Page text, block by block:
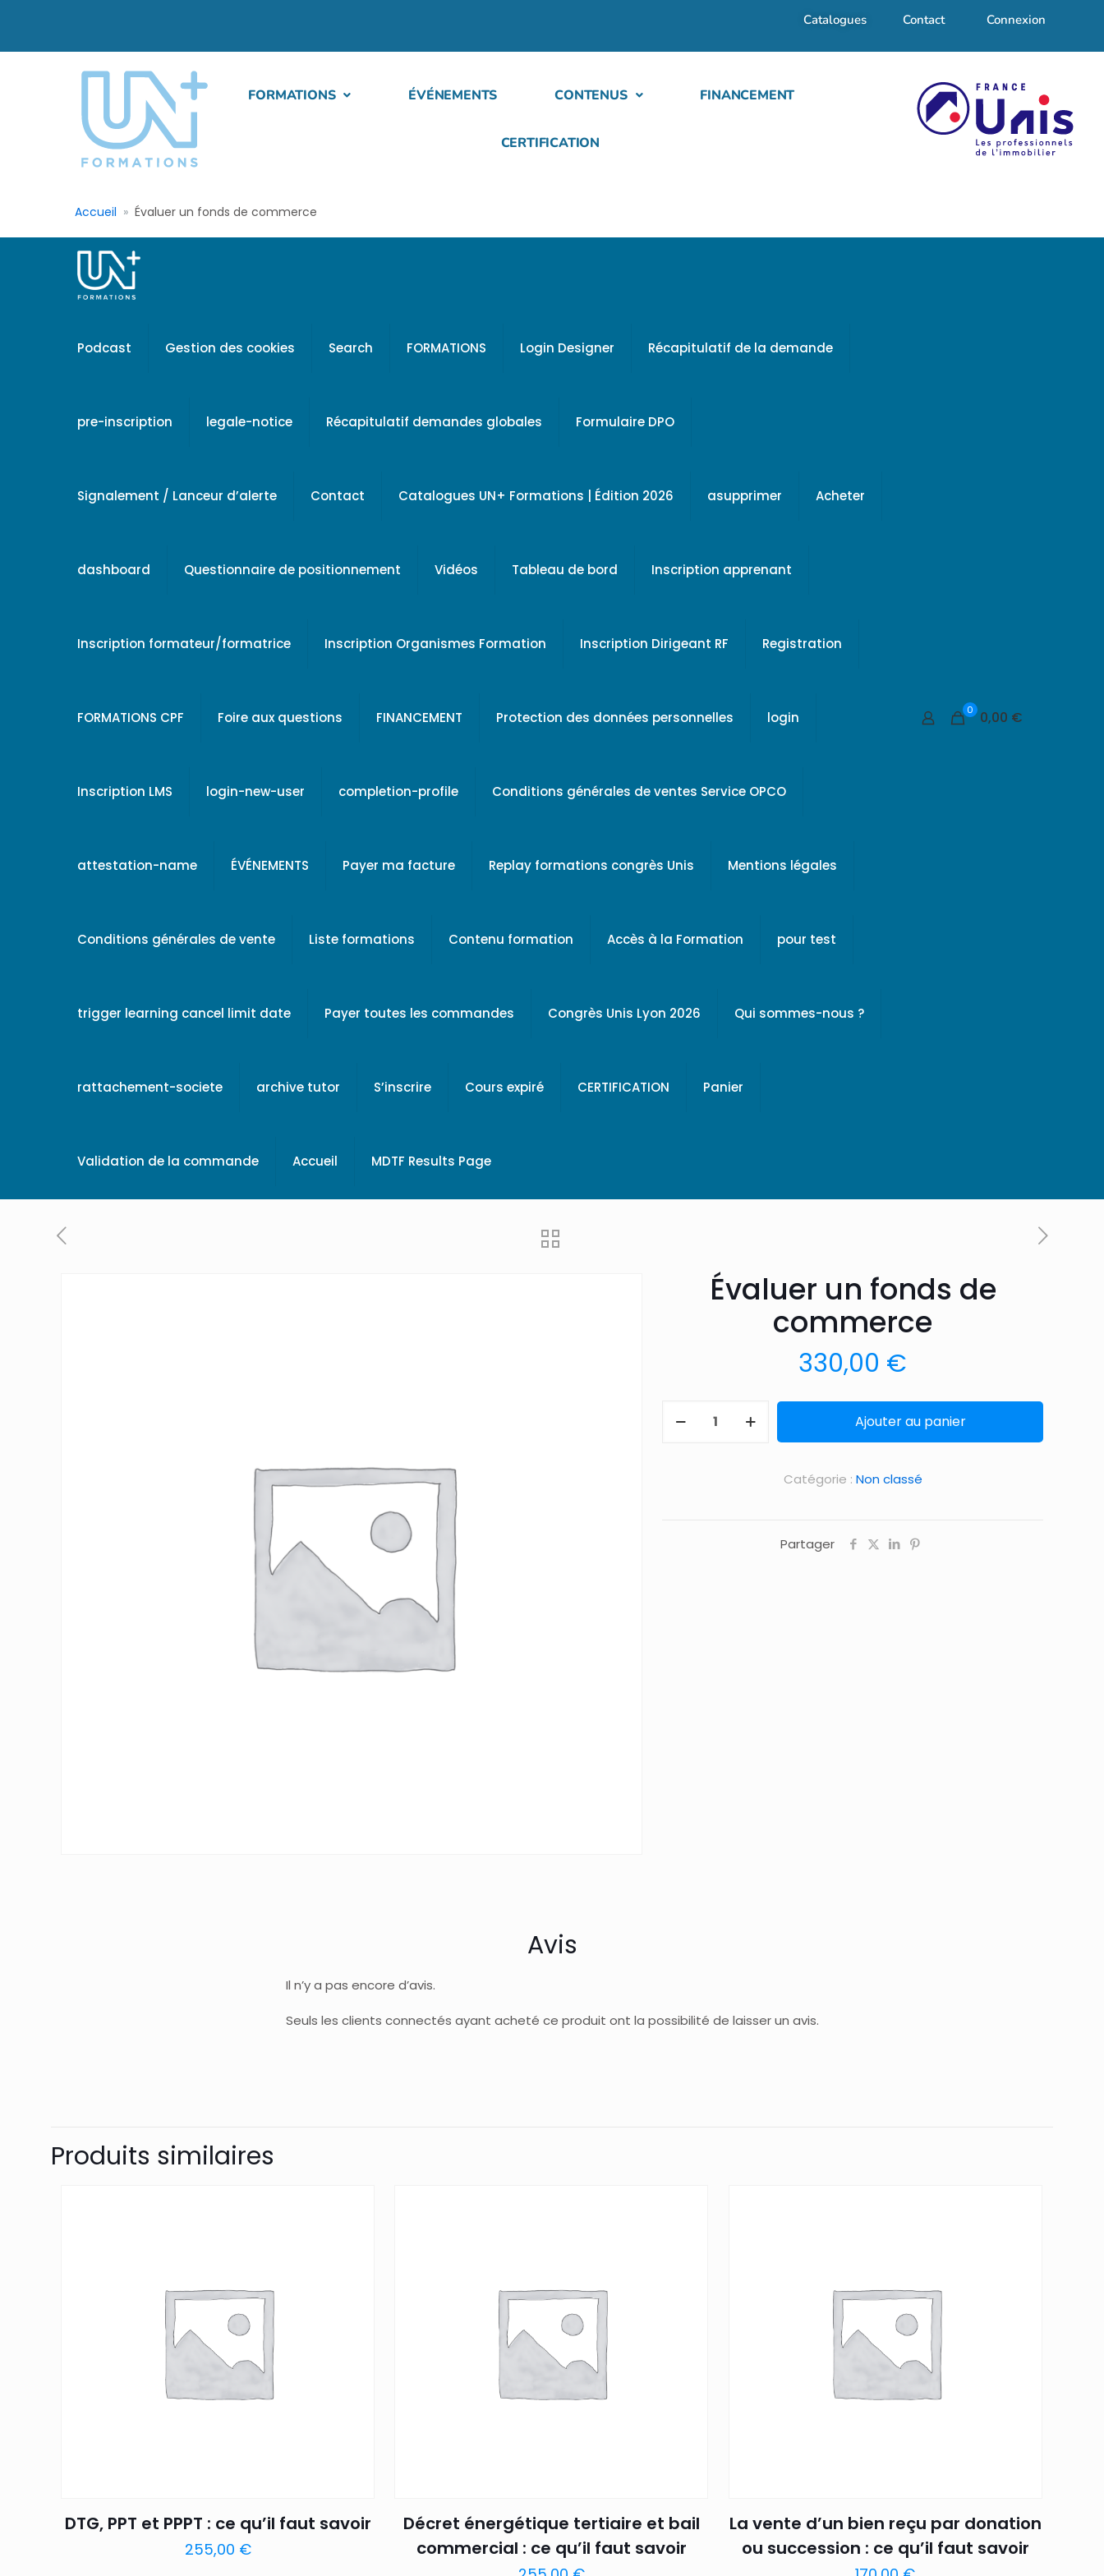
Catalogues Contact Connexion
FORMATIONS ÉVÉNEMENTS CONTENUS FINANCEMENT
CERTIFICATION
Accueil Évaluer un fonds de commerce
Podcast Gestion des cookies Search FORMATIONS Login Designer Récapitulatif de la demande
pre-inscription legale-notice Récapitulatif demandes globales Formulaire DPO
Signalement / Lanceur d’alerte Contact Catalogues UN+ Formations | Édition 2026 asupprimer Acheter
dashboard Questionnaire de positionnement Vidéos Tableau de bord Inscription apprenant
Inscription formateur/formatrice Inscription Organismes Formation Inscription Dirigeant RF Registration
FORMATIONS CPF Foire aux questions FINANCEMENT Protection des données personnelles login
Inscription LMS login-new-user completion-profile Conditions générales de ventes Service OPCO
attestation-name ÉVÉNEMENTS Payer ma facture Replay formations congrès Unis Mentions légales
Conditions générales de vente Liste formations Contenu formation Accès à la Formation pour test
trigger learning cancel limit date Payer toutes les commandes Congrès Unis Lyon 2026 Qui sommes-nous ?
rattachement-societe archive tutor S’inscrire Cours expiré CERTIFICATION Panier
Validation de la commande Accueil MDTF Results Page
0 0,00 €
Évaluer un fonds de
commerce
330,00 €
Ajouter au panier
Catégorie : Non classé
Partager
Avis
Il n’y a pas encore d’avis.
Seuls les clients connectés ayant acheté ce produit ont la possibilité de laisser un avis.
Produits similaires
DTG, PPT et PPPT : ce qu’il faut savoir
255,00 €
Décret énergétique tertiaire et bail
commercial : ce qu’il faut savoir
La vente d’un bien reçu par donation
ou succession : ce qu’il faut savoir